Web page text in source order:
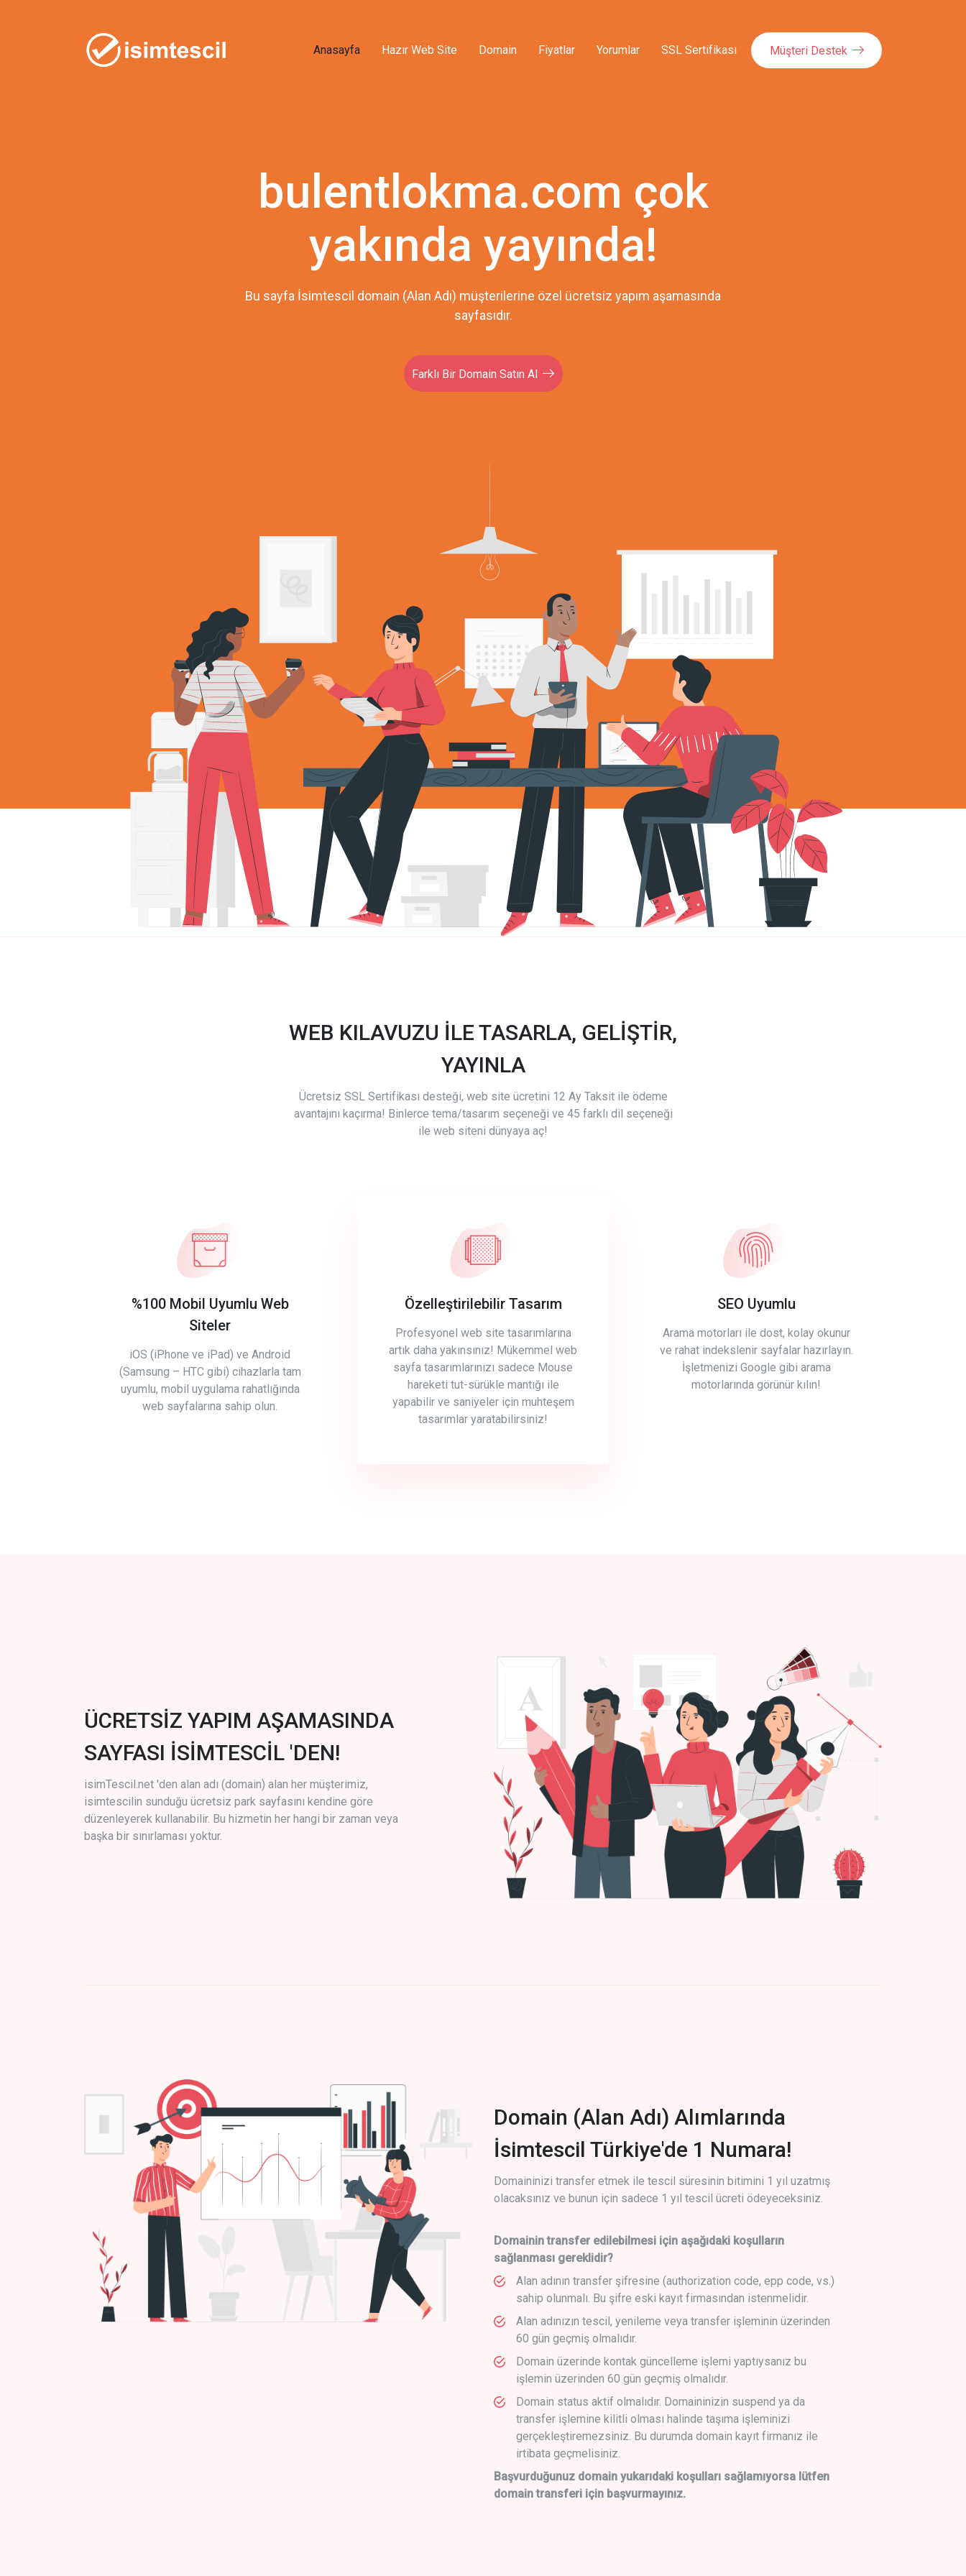
Anasayfa Hazır Web Site Domain Fiyatlar Yorumlar SSL Sertifikası Müşteri Destek
bulentlokma.com çok
yakında yayında!
Bu sayfa İsimtescil domain (Alan Adı) müşterilerine özel ücretsiz yapım aşamasında
sayfasıdır.
Farklı Bir Domain Satın Al
WEB KILAVUZU İLE TASARLA, GELİŞTİR,
YAYINLA
Ücretsiz SSL Sertifikası desteği, web site ücretini 12 Ay Taksit ile ödeme
avantajını kaçırma! Binlerce tema/tasarım seçeneği ve 45 farklı dil seçeneği
ile web siteni dünyaya aç!
%100 Mobil Uyumlu Web
Siteler
iOS (iPhone ve iPad) ve Android
(Samsung – HTC gibi) cihazlarla tam
uyumlu, mobil uygulama rahatlığında
web sayfalarına sahip olun.
Özelleştirilebilir Tasarım
Profesyonel web site tasarımlarına
artık daha yakınsınız! Mükemmel web
sayfa tasarımlarınızı sadece Mouse
hareketi tut-sürükle mantığı ile
yapabilir ve saniyeler için muhteşem
tasarımlar yaratabilirsiniz!
SEO Uyumlu
Arama motorları ile dost, kolay okunur
ve rahat indekslenir sayfalar hazırlayın.
İşletmenizi Google gibi arama
motorlarında görünür kılın!
ÜCRETSİZ YAPIM AŞAMASINDA
SAYFASI İSİMTESCİL 'DEN!
isimTescil.net 'den alan adı (domain) alan her müşterimiz,
isimtescilin sunduğu ücretsiz park sayfasını kendine göre
düzenleyerek kullanabilir. Bu hizmetin her hangi bir zaman veya
başka bir sınırlaması yoktur.
Domain (Alan Adı) Alımlarında
İsimtescil Türkiye'de 1 Numara!
Domaininizi transfer etmek ile tescil süresinin bitimini 1 yıl uzatmış
olacaksınız ve bunun için sadece 1 yıl tescil ücreti ödeyeceksiniz.
Domainin transfer edilebilmesi için aşağıdaki koşulların
sağlanması gereklidir?
Alan adının transfer şifresine (authorization code, epp code, vs.)
sahip olunmalı. Bu şifre eski kayıt firmasından istenmelidir.
Alan adınızın tescil, yenileme veya transfer işleminin üzerinden
60 gün geçmiş olmalıdır.
Domain üzerinde kontak güncelleme işlemi yaptıysanız bu
işlemin üzerinden 60 gün geçmiş olmalıdır.
Domain status aktif olmalıdır. Domaininizin suspend ya da
transfer işlemine kilitli olması halinde taşıma işleminizi
gerçekleştiremezsiniz. Bu durumda domain kayıt firmanız ile
irtibata geçmelisiniz.
Başvurduğunuz domain yukarıdaki koşulları sağlamıyorsa lütfen
domain transferi için başvurmayınız.